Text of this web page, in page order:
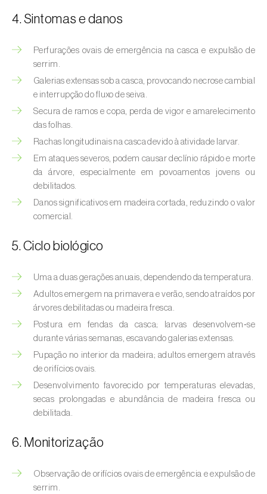
Aranhiço-vermelho (
Besouro‑verde‑das‑tílias ( Lytta vesicatoria
Bichado-da-ameixeira (
funebrana)
Bichado-da-castanha-do-cedo (Pammene
fasciana)
splendana
Bichado-da-castanha-intermédio (
fagiglandana)
brassicae)
Borboleta-branca-pequena-da-couve
Pieris rapae)
Broca-africana-do-caule-do-milho
(
Busseola fusca)
Broca-do-chá ( Euwallacea fornicatus, E.
fornicatior, E. perbrevis e E. kuroshio)
(Diatraea saccharalis
Broca-dos-ramos-do-pessegueiro (
4. Sintomas e danos
Perfurações ovais de emergência na casca e expulsão de
serrim.
Galerias extensas sob a casca, provocando necrose cambial
e interrupção do fluxo de seiva.
Secura de ramos e copa, perda de vigor e amarelecimento
das folhas.
Rachas longitudinais na casca devido à atividade larvar.
Em ataques severos, podem causar declínio rápido e morte
da árvore, especialmente em povoamentos jovens ou
debilitados.
Danos significativos em madeira cortada, reduzindo o valor
comercial.
5. Ciclo biológico
Uma a duas gerações anuais, dependendo da temperatura.
Adultos emergem na primavera e verão, sendo atraídos por
árvores debilitadas ou madeira fresca.
Postura em fendas da casca; larvas desenvolvem‑se
durante várias semanas, escavando galerias extensas.
Pupação no interior da madeira; adultos emergem através
de orifícios ovais.
Desenvolvimento favorecido por temperaturas elevadas,
secas prolongadas e abundância de madeira fresca ou
debilitada.
6. Monitorização
Observação de orifícios ovais de emergência e expulsão de
serrim.